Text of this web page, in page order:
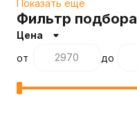
Показать ещё
Фильтр подбора
Цена
от
до